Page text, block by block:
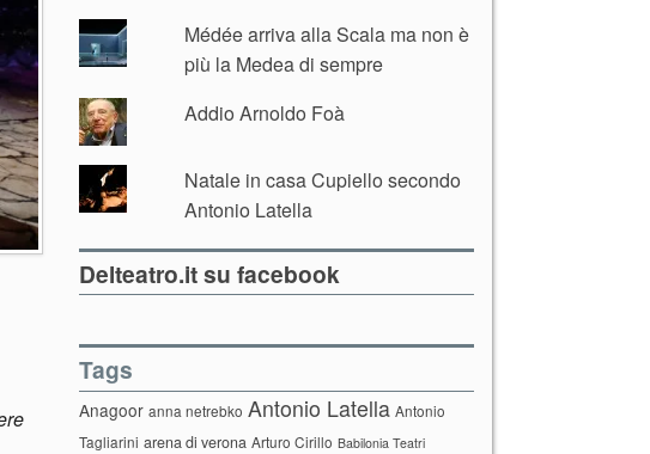
Médée arriva alla Scala ma non è
più la Medea di sempre
Addio Arnoldo Foà
Natale in casa Cupiello secondo
Antonio Latella
Delteatro.it su facebook
Tags
Anagoor anna netrebko Antonio Latella Antonio
Tagliarini arena di verona Arturo Cirillo Babilonia Teatri